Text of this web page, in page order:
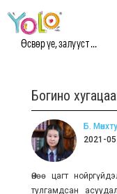
Өсвөр үе, залууст ...
Богино
Б.
2021-
Өнөө цагт
тулгамдсан